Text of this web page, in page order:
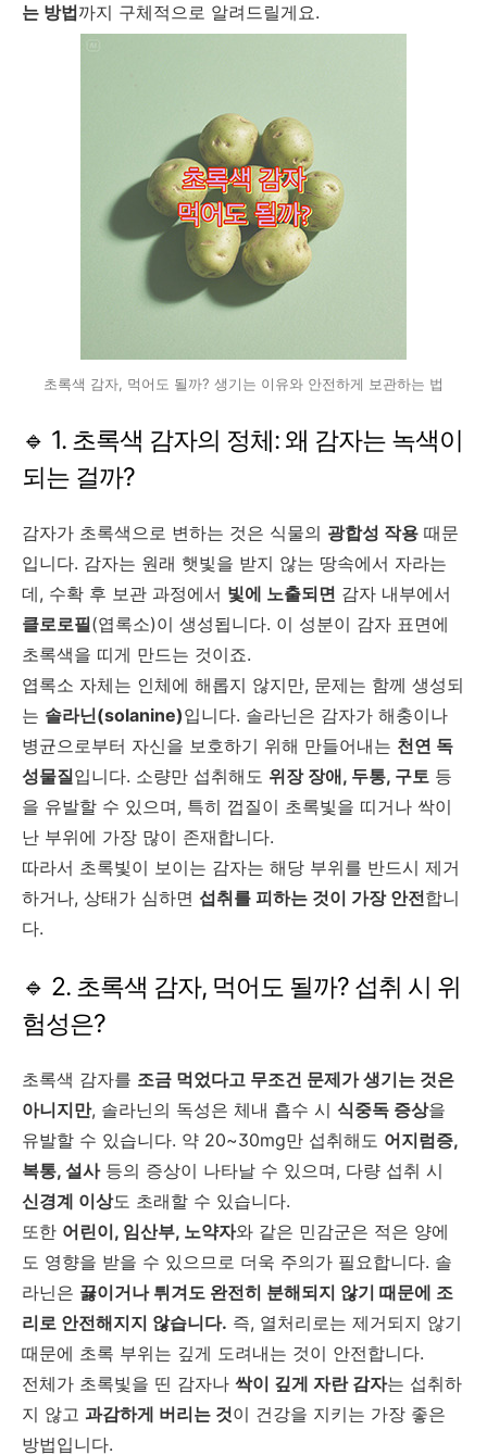
는 방법까지 구체적으로 알려드릴게요.
초록색 감자, 먹어도 될까? 생기는 이유와 안전하게 보관하는 법
🔹 1. 초록색 감자의 정체: 왜 감자는 녹색이
되는 걸까?
감자가 초록색으로 변하는 것은 식물의 광합성 작용 때문
입니다. 감자는 원래 햇빛을 받지 않는 땅속에서 자라는
데, 수확 후 보관 과정에서 빛에 노출되면 감자 내부에서
클로로필(엽록소)이 생성됩니다. 이 성분이 감자 표면에
초록색을 띠게 만드는 것이죠.
엽록소 자체는 인체에 해롭지 않지만, 문제는 함께 생성되
는 솔라닌(solanine)입니다. 솔라닌은 감자가 해충이나
병균으로부터 자신을 보호하기 위해 만들어내는 천연 독
성물질입니다. 소량만 섭취해도 위장 장애, 두통, 구토 등
을 유발할 수 있으며, 특히 껍질이 초록빛을 띠거나 싹이
난 부위에 가장 많이 존재합니다.
따라서 초록빛이 보이는 감자는 해당 부위를 반드시 제거
하거나, 상태가 심하면 섭취를 피하는 것이 가장 안전합니
다.
🔹 2. 초록색 감자, 먹어도 될까? 섭취 시 위
험성은?
초록색 감자를 조금 먹었다고 무조건 문제가 생기는 것은
아니지만, 솔라닌의 독성은 체내 흡수 시 식중독 증상을
유발할 수 있습니다. 약 20~30mg만 섭취해도 어지럼증,
복통, 설사등의 증상이 나타날 수 있으며, 다량 섭취 시
신경계 이상도 초래할 수 있습니다.
또한 어린이, 임산부, 노약자와 같은 민감군은 적은 양에
도 영향을 받을 수 있으므로 더욱 주의가 필요합니다. 솔
라닌은 끓이거나 튀겨도 완전히 분해되지 않기 때문에 조
리로 안전해지지 않습니다. 즉, 열처리로는 제거되지 않기
때문에 초록 부위는 깊게 도려내는 것이 안전합니다.
전체가 초록빛을 띤 감자나 싹이 깊게 자란 감자는 섭취하
지 않고 과감하게 버리는 것이 건강을 지키는 가장 좋은
방법입니다.